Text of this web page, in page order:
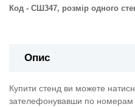
Код - СШ347, розмір одного
Опис
Купити стенд ви можете
зателефонувавши по номерам